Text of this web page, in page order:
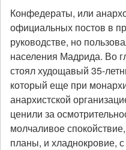
Конфедераты, или
официальных постов в
руководстве, но
населения Мадрида. Во
стоял худощавый 35-
который еще при
анархистской
ценили за
молчаливое
планы, и хладнокровие,